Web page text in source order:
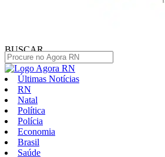
BUSCAR
Últimas Notícias
RN
Natal
Política
Polícia
Economia
Brasil
Saúde